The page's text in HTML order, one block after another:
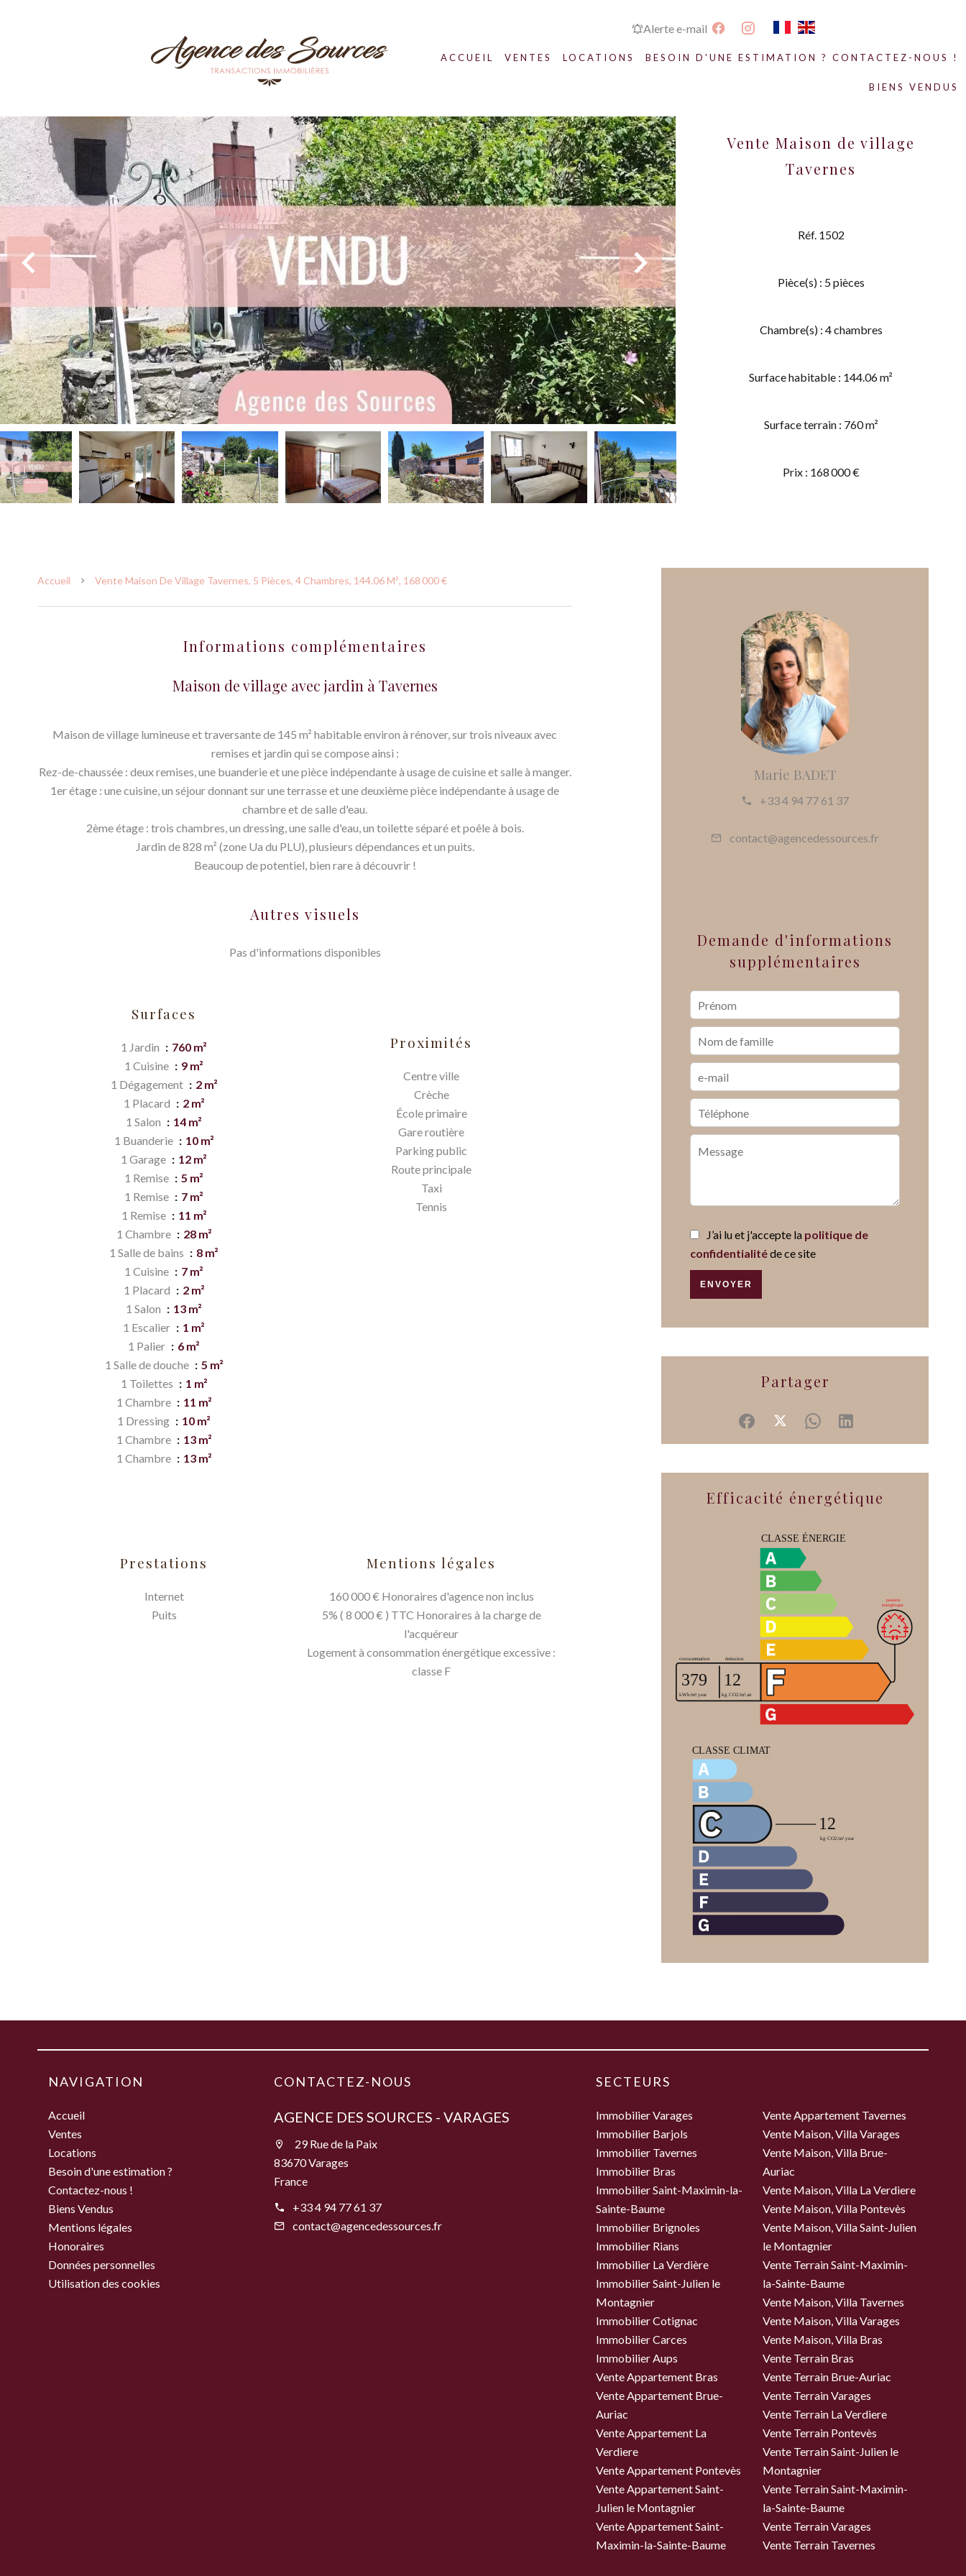
Alerte e-mail
ACCUEIL VENTES LOCATIONS BESOIN D'UNE ESTIMATION ? CONTACTEZ-NOUS !
BIENS VENDUS
Vente Maison de village
Tavernes
Réf. 1502
Pièce(s) : 5 pièces
Chambre(s) : 4 chambres
Surface habitable : 144.06 m²
Surface terrain : 760 m²
Prix : 168 000 €
Accueil Vente Maison De Village Tavernes, 5 Pièces, 4 Chambres, 144.06 M², 168 000 €
Informations complémentaires
Maison de village avec jardin à Tavernes
Maison de village lumineuse et traversante de 145 m² habitable environ à rénover, sur trois niveaux avec
remises et jardin qui se compose ainsi :
Rez-de-chaussée : deux remises, une buanderie et une pièce indépendante à usage de cuisine et salle à manger.
1er étage : une cuisine, un séjour donnant sur une terrasse et une deuxième pièce indépendante à usage de
chambre et de salle d'eau.
2ème étage : trois chambres, un dressing, une salle d'eau, un toilette séparé et poêle à bois.
Jardin de 828 m² (zone Ua du PLU), plusieurs dépendances et un puits.
Beaucoup de potentiel, bien rare à découvrir !
Autres visuels
Pas d'informations disponibles
Surfaces
1 Jardin
760 m²
1 Cuisine
9 m²
1 Dégagement
2 m²
1 Placard
2 m²
1 Salon
14 m²
1 Buanderie
10 m²
1 Garage
12 m²
1 Remise
5 m²
1 Remise
7 m²
1 Remise
11 m²
1 Chambre
28 m²
1 Salle de bains
8 m²
1 Cuisine
7 m²
1 Placard
2 m²
1 Salon
13 m²
1 Escalier
1 m²
1 Palier
6 m²
1 Salle de douche
5 m²
1 Toilettes
1 m²
1 Chambre
11 m²
1 Dressing
10 m²
1 Chambre
13 m²
1 Chambre
13 m²
Proximités
Centre ville
Crèche
École primaire
Gare routière
Parking public
Route principale
Taxi
Tennis
Prestations
Internet
Puits
Mentions légales
160 000 € Honoraires d'agence non inclus
5% ( 8 000 € ) TTC Honoraires à la charge de
l'acquéreur
Logement à consommation énergétique excessive :
classe F
Marie BADET
+33 4 94 77 61 37
contact@agencedessources.fr
Demande d'informations
supplémentaires
J’ai lu et j'accepte la politique de
confidentialitéde ce site
ENVOYER
Partager
Efficacité énergétique
NAVIGATION
Accueil
Ventes
Locations
Besoin d'une estimation ?
Contactez-nous !
Biens Vendus
Mentions légales
Honoraires
Données personnelles
Utilisation des cookies
CONTACTEZ-NOUS
AGENCE DES SOURCES - VARAGES
29 Rue de la Paix
83670 Varages
France
+33 4 94 77 61 37
contact@agencedessources.fr
SECTEURS
Immobilier Varages
Immobilier Barjols
Immobilier Tavernes
Immobilier Bras
Immobilier Saint-Maximin-la-
Sainte-Baume
Immobilier Brignoles
Immobilier Rians
Immobilier La Verdière
Immobilier Saint-Julien le
Montagnier
Immobilier Cotignac
Immobilier Carces
Immobilier Aups
Vente Appartement Bras
Vente Appartement Brue-
Auriac
Vente Appartement La
Verdiere
Vente Appartement Pontevès
Vente Appartement Saint-
Julien le Montagnier
Vente Appartement Saint-
Maximin-la-Sainte-Baume
Vente Appartement Tavernes
Vente Maison, Villa Varages
Vente Maison, Villa Brue-
Auriac
Vente Maison, Villa La Verdiere
Vente Maison, Villa Pontevès
Vente Maison, Villa Saint-Julien
le Montagnier
Vente Terrain Saint-Maximin-
la-Sainte-Baume
Vente Maison, Villa Tavernes
Vente Maison, Villa Varages
Vente Maison, Villa Bras
Vente Terrain Bras
Vente Terrain Brue-Auriac
Vente Terrain Varages
Vente Terrain La Verdiere
Vente Terrain Pontevès
Vente Terrain Saint-Julien le
Montagnier
Vente Terrain Saint-Maximin-
la-Sainte-Baume
Vente Terrain Varages
Vente Terrain Tavernes